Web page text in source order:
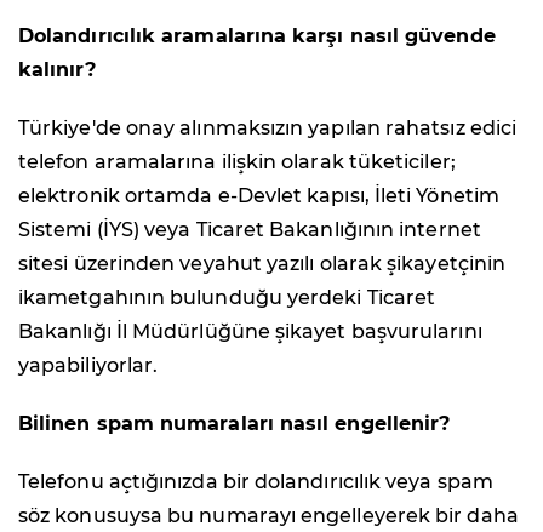
Dolandırıcılık aramalarına karşı nasıl güvende
kalınır?
Türkiye'de onay alınmaksızın yapılan rahatsız edici
telefon aramalarına ilişkin olarak tüketiciler;
elektronik ortamda e-Devlet kapısı, İleti Yönetim
Sistemi (İYS) veya Ticaret Bakanlığının internet
sitesi üzerinden veyahut yazılı olarak şikayetçinin
ikametgahının bulunduğu yerdeki Ticaret
Bakanlığı İl Müdürlüğüne şikayet başvurularını
yapabiliyorlar.
Bilinen spam numaraları nasıl engellenir?
Telefonu açtığınızda bir dolandırıcılık veya spam
söz konusuysa bu numarayı engelleyerek bir daha